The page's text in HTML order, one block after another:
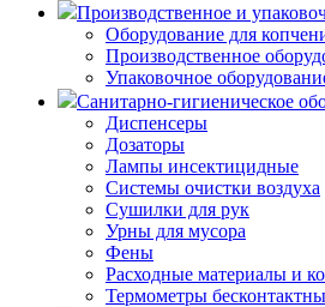
Производственное и
Оборудование для
Производственное
Упаковочное
Санитарно-гигиеническое
Диспенсеры
Дозаторы
Лампы инсектицидные
Системы очистки воздуха
Сушилки для рук
Урны для мусора
Фены
Расходные материалы и
Термометры